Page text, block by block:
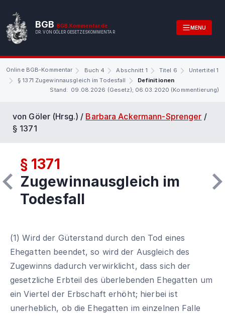
BGB BGB.Kommentar.de
DR. VON GÖLER GESETZESKOMMENTAR
MENU
Online BGB-Kommentar Buch 4 Abschnitt 1 Titel 6
Untertitel 1
§ 1371 Zugewinnausgleich im Todesfall
Definitionen
Stand: 09.08.2026 (Gesetz); 06.03.2020 (Kommentierung)
von Göler (Hrsg.) / Barbara Ackermann-Sprenger /
§ 1371
§ 1371
Zugewinnausgleich im
Todesfall
(1) Wird der Güterstand durch den Tod eines
Ehegatten beendet, so wird der Ausgleich des
Zugewinns dadurch verwirklicht, dass sich der
gesetzliche Erbteil des überlebenden Ehegatten um
ein Viertel der Erbschaft erhöht; hierbei ist
unerheblich, ob die Ehegatten im einzelnen Falle